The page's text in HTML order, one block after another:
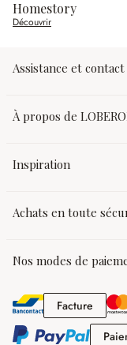
Homestory
Découvrir
Assistance et contact
À propos de
Inspiration
Achats en toute
Nos modes de
Facture